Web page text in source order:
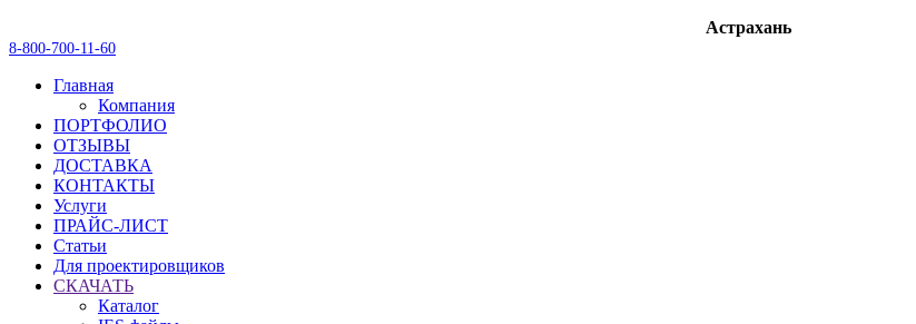
Астрахань
8-800-700-11-60
Главная
Компания
ПОРТФОЛИО
ОТЗЫВЫ
ДОСТАВКА
КОНТАКТЫ
Услуги
ПРАЙС-ЛИСТ
Статьи
Для проектировщиков
СКАЧАТЬ
Каталог